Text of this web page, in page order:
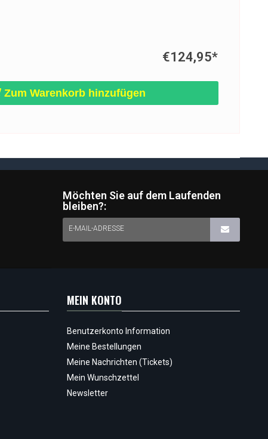
€124,95*
Zum Warenkorb hinzufügen
Möchten Sie auf dem Laufenden
bleiben?:
E-MAIL-ADRESSE
MEIN KONTO
Benutzerkonto Information
Meine Bestellungen
Meine Nachrichten (Tickets)
Mein Wunschzettel
Newsletter